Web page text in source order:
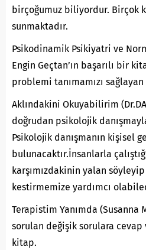
birçoğumuz biliyordur. Birçok
sunmaktadır.
Psikodinamik Psikiyatri ve
Engin Geçtan’ın başarılı bir
problemi tanımamızı
Aklındakini Okuyabilirim
doğrudan psikolojik
Psikolojik danışmanın kişisel
bulunacaktır.İnsanlarla
karşımızdakinin yalan
kestirmemize yardımcı
Terapistim Yanımda (Susanna
sorulan değişik sorulara cevap
kitap.